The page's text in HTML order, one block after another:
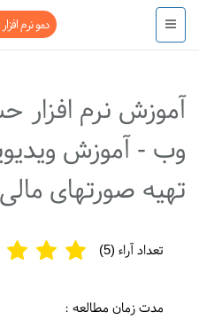
دمو نرم
آموزش نرم افزار
وب - آموزش
تهیه صورتهای مالی
تعداد آراء (5
)
مدت زمان مطالعه :